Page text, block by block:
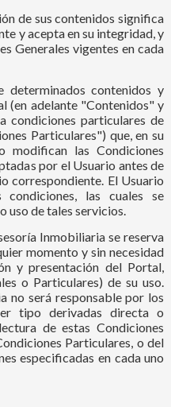
de sus contenidos significa
y acepta en su integridad, y
Generales vigentes en cada
determinados contenidos y
(en adelante "Contenidos" y
condiciones particulares de
Particulares") que, en su
modifican las Condiciones
por el Usuario antes de
correspondiente. El Usuario
las cuales se
uso de tales servicios.
Inmobiliaria se reserva
momento y sin necesidad
y presentación del Portal,
o Particulares) de su uso.
no será responsable por los
tipo derivadas directa o
de estas Condiciones
Particulares, o del
especificadas en cada uno